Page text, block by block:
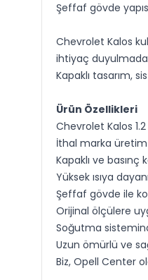
Şeffaf gövde
Chevrolet Kalos
ihtiyaç
Kapaklı tasarım,
Ürün Özellikleri
Chevrolet Kalos
İthal marka
Kapaklı ve basınç
Yüksek ısıya
Şeffaf gövde ile
Orijinal ölçülere
Soğutma
Uzun ömürlü ve
Biz, Opell Center